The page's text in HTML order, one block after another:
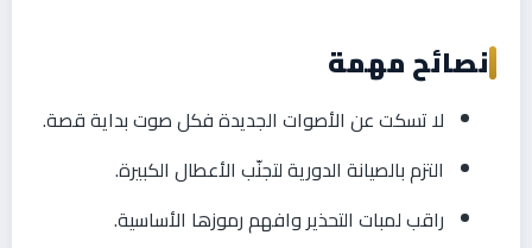
نصائح مهمة
لا تسكت عن الأصوات الجديدة فكل صوت بداية قصة.
التزم بالصيانة الدورية لتجنّب الأعطال الكبيرة.
راقب لمبات التحذير وافهم رموزها الأساسية.